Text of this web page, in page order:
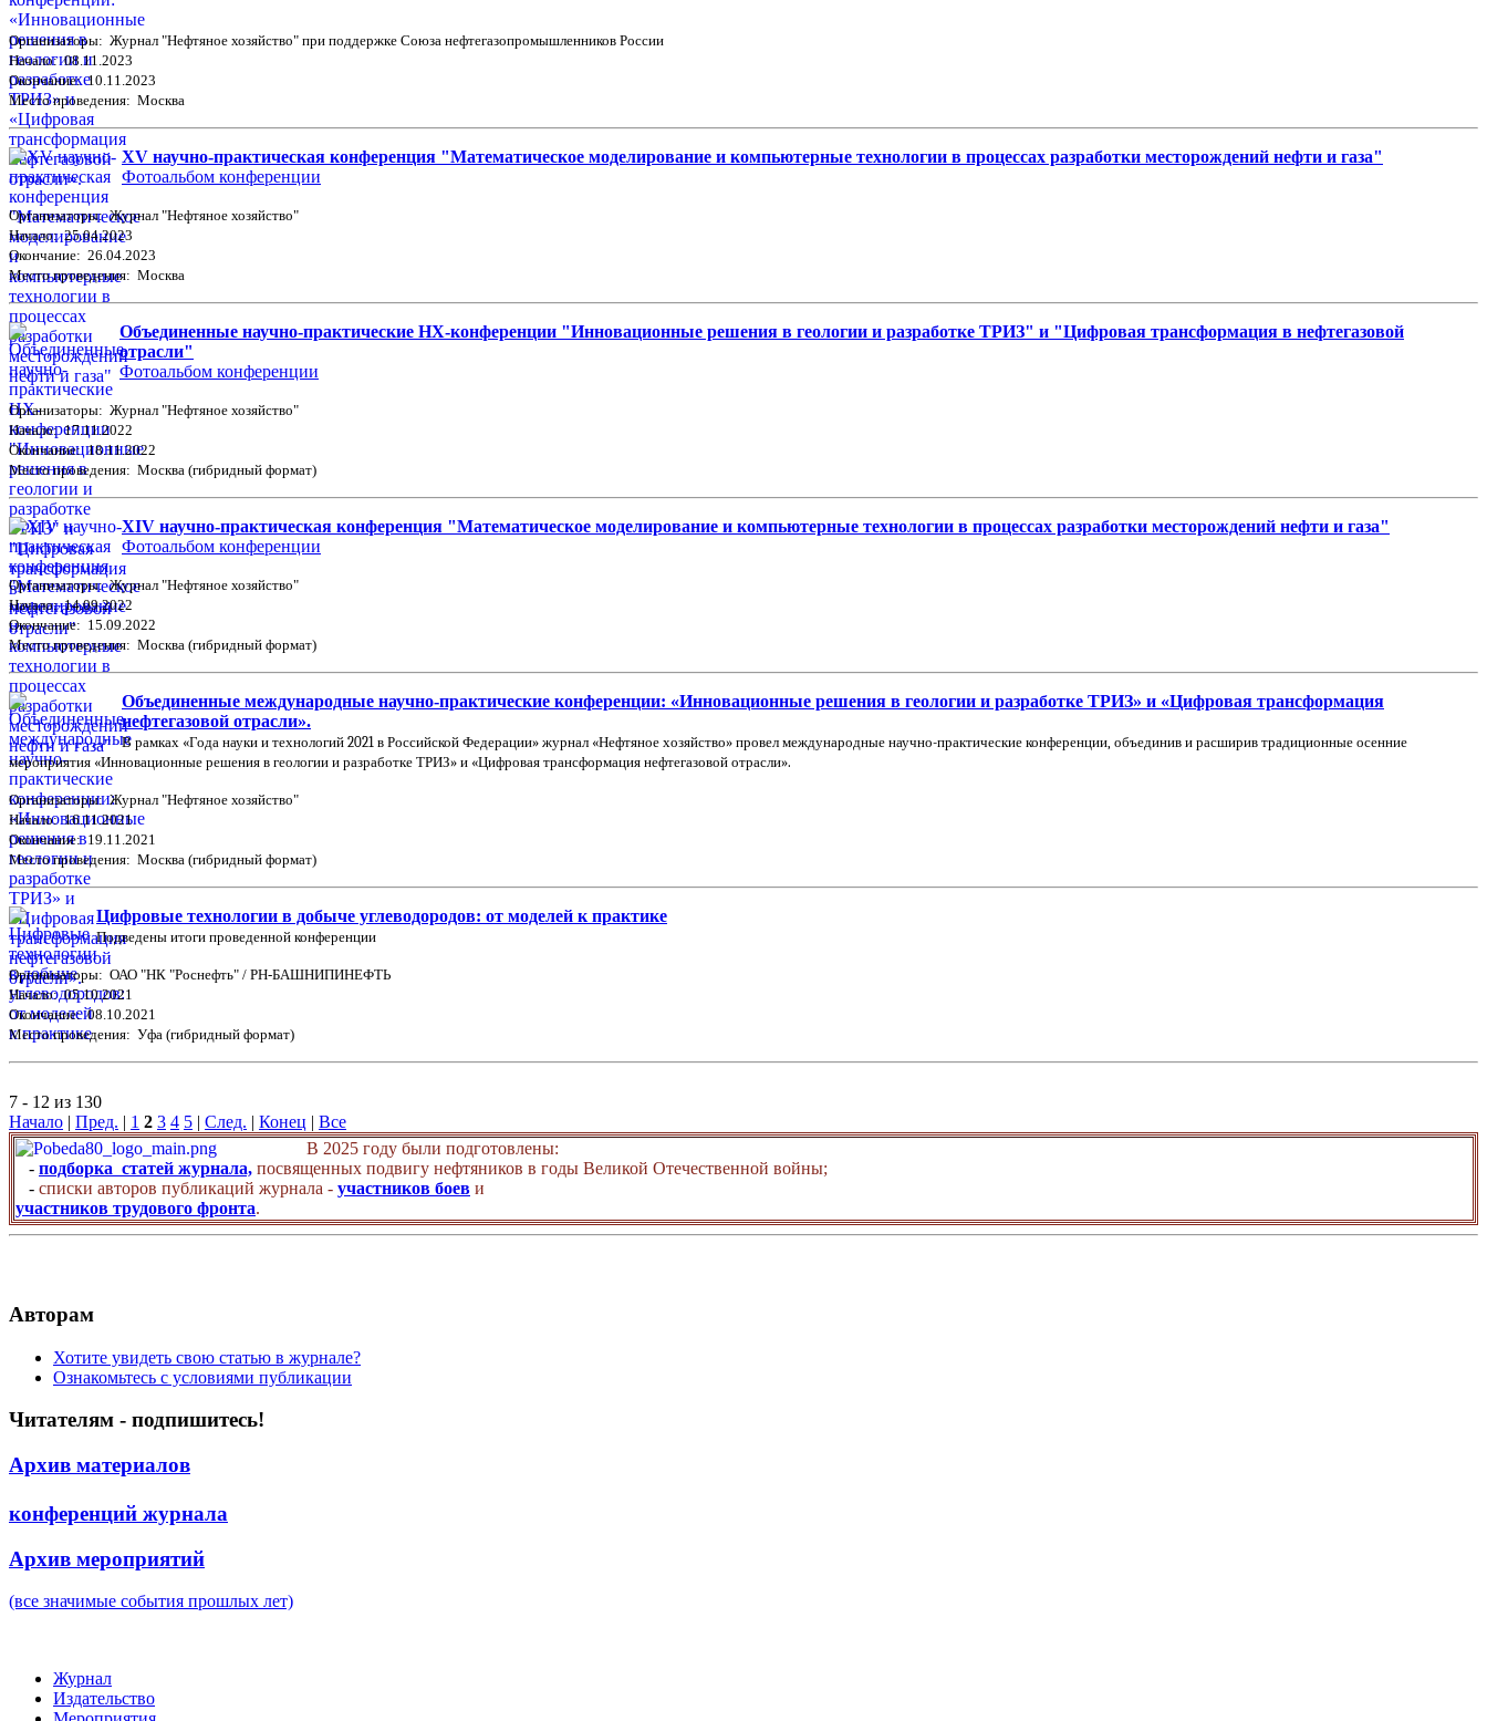
Организаторы: Журнал "Нефтяное хозяйство" при поддержке Союза нефтегазопромышленников России
Начало: 08.11.2023
Окончание: 10.11.2023
Место проведения: Москва
XV научно-практическая конференция "Математическое моделирование и компьютерные технологии в процессах разработки месторождений нефти и газа"
Фотоальбом конференции
Организаторы: Журнал "Нефтяное хозяйство"
Начало: 25.04.2023
Окончание: 26.04.2023
Место проведения: Москва
Объединенные научно-практические НХ-конференции "Инновационные решения в геологии и разработке ТРИЗ" и "Цифровая трансформация в нефтегазовой
отрасли"
Фотоальбом конференции
Организаторы: Журнал "Нефтяное хозяйство"
Начало: 17.11.2022
Окончание: 18.11.2022
Место проведения: Москва (гибридный формат)
XIV научно-практическая конференция "Математическое моделирование и компьютерные технологии в процессах разработки месторождений нефти и газа"
Фотоальбом конференции
Организаторы: Журнал "Нефтяное хозяйство"
Начало: 14.09.2022
Окончание: 15.09.2022
Место проведения: Москва (гибридный формат)
Объединенные международные научно-практические конференции: «Инновационные решения в геологии и разработке ТРИЗ» и «Цифровая трансформация
нефтегазовой отрасли».
В рамках «Года науки и технологий 2021 в Российской Федерации» журнал «Нефтяное хозяйство» провел международные научно-практические конференции, объединив и расширив традиционные осенние
мероприятия «Инновационные решения в геологии и разработке ТРИЗ» и «Цифровая трансформация нефтегазовой отрасли».
Организаторы: Журнал "Нефтяное хозяйство"
Начало: 16.11.2021
Окончание: 19.11.2021
Место проведения: Москва (гибридный формат)
Цифровые технологии в добыче углеводородов: от моделей к практике
Подведены итоги проведенной конференции
Организаторы: ОАО "НК "Роснефть" / РН-БАШНИПИНЕФТЬ
Начало: 05.10.2021
Окончание: 08.10.2021
Место проведения: Уфа (гибридный формат)
7 - 12 из 130
Начало | Пред. | 1 2 3 4 5 | След. | Конец | Все
В 2025 году были подготовлены:
- подборка статей журнала, посвященных подвигу нефтяников в годы Великой Отечественной войны;
- списки авторов публикаций журнала - участников боев и
участников трудового фронта.
Авторам
Хотите увидеть свою статью в журнале?
Ознакомьтесь с условиями публикации
Читателям - подпишитесь!
Архив материалов
конференций журнала
Архив мероприятий
(все значимые события прошлых лет)
Журнал
Издательство